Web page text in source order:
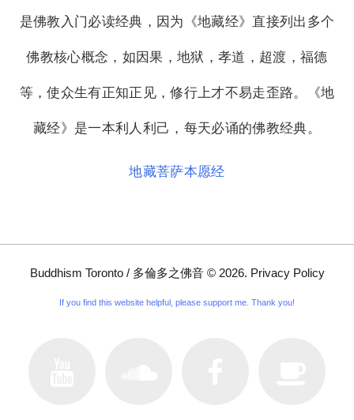
是佛教入门必读经典，因为《地藏经》直接列出多个
佛教核心概念，如因果，地狱，孝道，超渡，福德
等，使众生有正知正见，修行上才不易走歪路。《地
藏经》是一本利人利己，每天必诵的佛教经典。
地藏菩萨本愿经
Buddhism Toronto / 多倫多之佛音© 2026. Privacy Policy
If you find this website helpful, please support me. Thank you!